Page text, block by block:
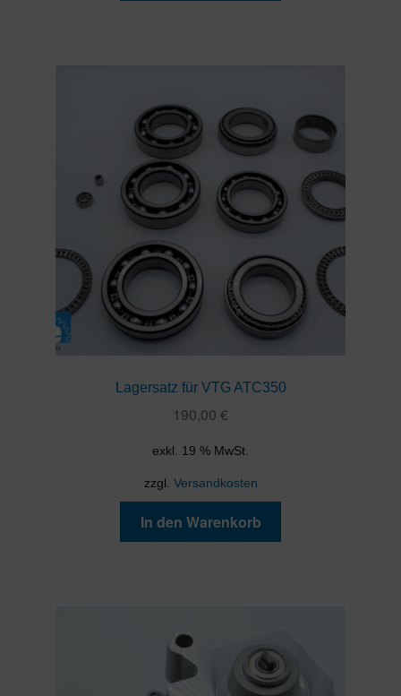
Lagersatz für VTG ATC350
190,00 €
exkl. 19 % MwSt.
zzgl. Versandkosten
In den Warenkorb